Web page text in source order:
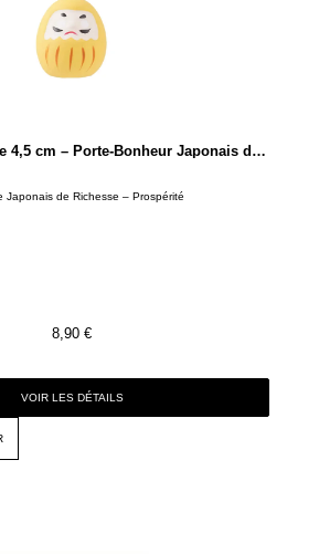
Mini Daruma Jaune 4,5 cm – Porte-Bonheur Japonais de Prospérité en Céramique
Japonais de Richesse – Prospérité
8,90 €
VOIR LES DÉTAILS